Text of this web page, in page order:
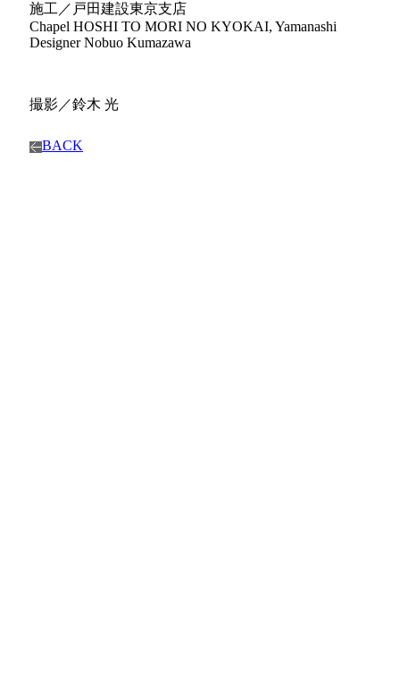
施工／戸田建設東京支店
Chapel HOSHI TO MORI NO KYOKAI, Yamanashi
Designer Nobuo Kumazawa
撮影／鈴木 光
BACK